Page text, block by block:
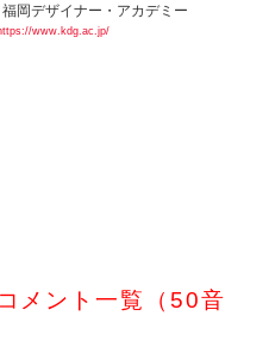
福岡デザイナー・アカデミー
www.kdg.ac.jp/
メント一覧（50音